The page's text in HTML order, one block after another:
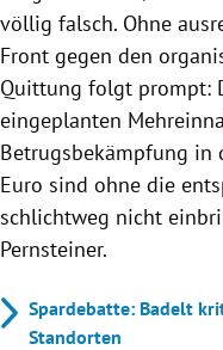
völlig falsch. Ohne
Front gegen den
Quittung folgt prompt:
eingeplanten
Betrugsbekämpfung in
Euro sind ohne die
schlichtweg nicht
Pernsteiner.
Spardebatte: Badelt
Standorten